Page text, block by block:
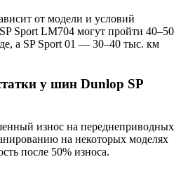
от модели и условий
Sport LM704 могут пройти 40–50
а SP Sport 01 — 30–40 тыс. км
у шин Dunlop SP
износ на переднеприводных
на некоторых моделях
после 50% износа.